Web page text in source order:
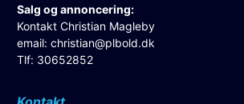
Salg og annoncering:
Kontakt Christian Magleby
email:christian@plbold.dk
Tlf: 30652852